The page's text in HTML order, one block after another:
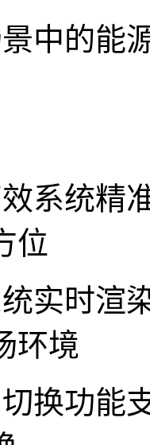
中的能
系统精
位
实时渲
环境
换功能